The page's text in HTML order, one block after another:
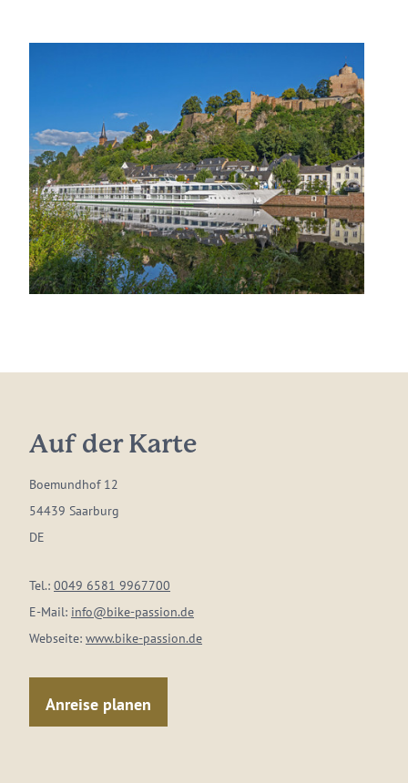
Auf der Karte
Boemundhof 12
54439 Saarburg
DE
Tel.: 0049 6581 9967700
E-Mail: info@bike-passion.de
Webseite: www.bike-passion.de
Anreise planen